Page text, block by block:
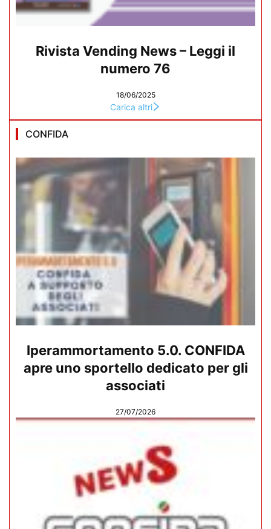
Rivista Vending News – Leggi il
numero 76
18/06/2025
Carica altri
CONFIDA
Iperammortamento 5.0. CONFIDA
apre uno sportello dedicato per gli
associati
27/07/2026